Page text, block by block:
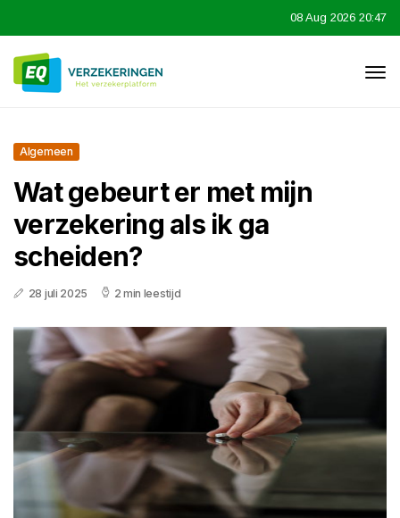
08 Aug 2026 20:47
Algemeen
Wat gebeurt er met mijn
verzekering als ik ga
scheiden?
28 juli 2025 2 min leestijd